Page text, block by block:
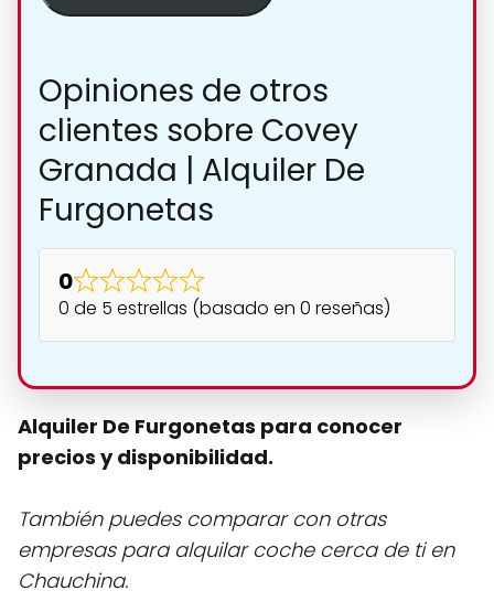
Opiniones de otros
clientes sobre Covey
Granada | Alquiler De
Furgonetas
0
0 de 5 estrellas (basado en 0 reseñas)
Alquiler De Furgonetas para conocer
precios y disponibilidad.
También puedes comparar con otras
empresas para alquilar coche cerca de ti en
Chauchina.